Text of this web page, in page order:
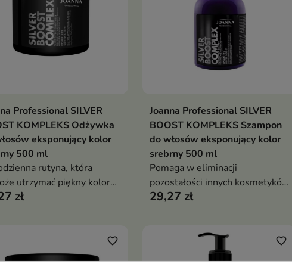
Dodaj do koszyka
Professional SILVER
KOMPLEKS Odżywka
eksponujący kolor
500 ml
rutyna, która
utrzymać piękny kolor
zł
Dodaj do koszyka
Joanna Professional SILVER
BOOST KOMPLEKS Szampon
do włosów eksponujący kolor
srebrny 500 ml
Pomaga w eliminacji
pozostałości innych kosmetyków
do włosów, co przyczynia się do
29,27 zł
favorite_border favorite_border